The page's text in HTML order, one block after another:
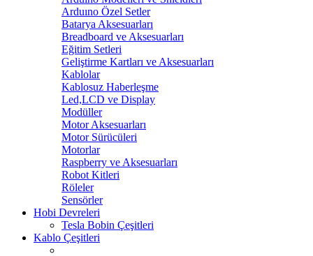
Arduıno Özel Setler
Batarya Aksesuarları
Breadboard ve Aksesuarları
Eğitim Setleri
Geliştirme Kartları ve Aksesuarları
Kablolar
Kablosuz Haberleşme
Led,LCD ve Display
Modüller
Motor Aksesuarları
Motor Sürücüleri
Motorlar
Raspberry ve Aksesuarları
Robot Kitleri
Röleler
Sensörler
Hobi Devreleri
Tesla Bobin Çeşitleri
Kablo Çeşitleri